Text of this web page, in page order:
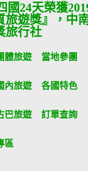
國24天榮獲
旅遊獎』，中
旅行社
體旅遊 當地參團
內旅遊 各國特色
巴旅遊 訂單查詢
區